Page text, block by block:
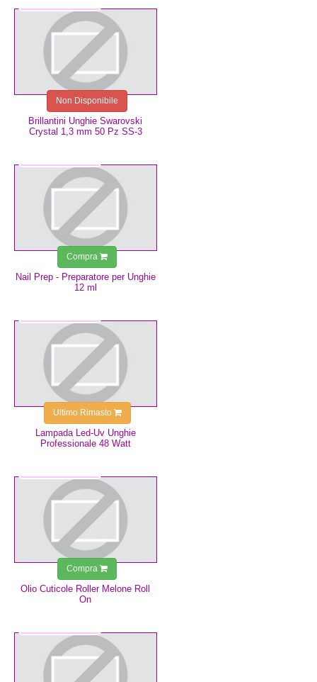
Brillantini Unghie Swarovski
Crystal 1,3 mm 50 Pz SS-3
Non Disponibile
Nail Prep - Preparatore per Unghie
12 ml
Compra
Lampada Led-Uv Unghie
Professionale 48 Watt
Ultimo Rimasto
Olio Cuticole Roller Melone Roll
On
Compra